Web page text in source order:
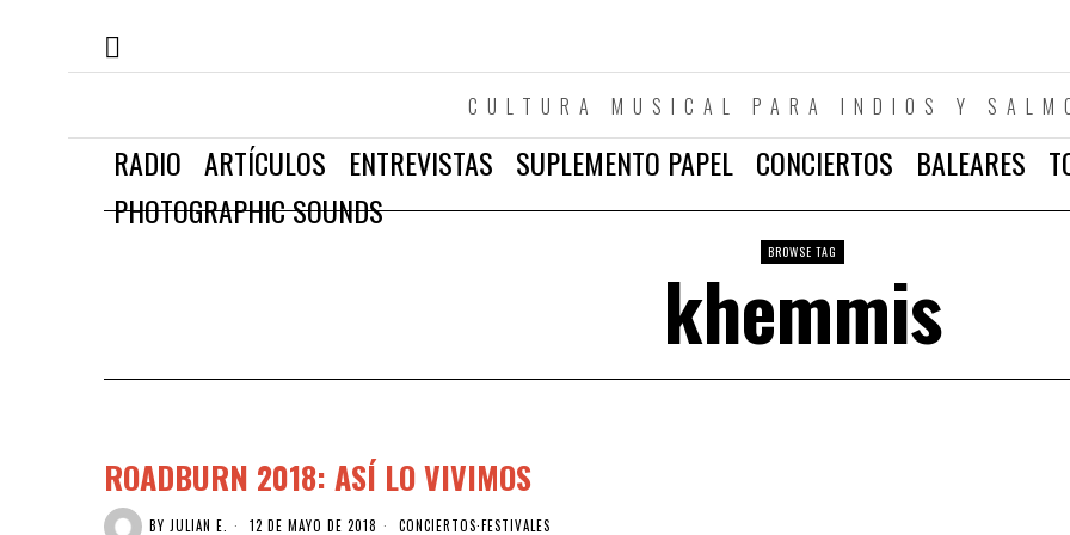
CULTURA MUSICAL PARA INDIOS Y
RADIO ARTÍCULOS ENTREVISTAS SUPLEMENTO PAPEL CONCIERTOS BALEARES
PHOTOGRAPHIC SOUNDS
BROWSE TAG
khemmis
ROADBURN 2018: ASÍ LO VIVIMOS
BY JULIAN E. 12 DE MAYO DE 2018 CONCIERTOS·FESTIVALES